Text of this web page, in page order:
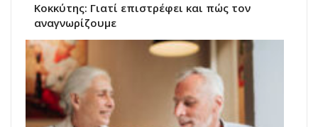
Κοκκύτης: Γιατί επιστρέφει και πώς τον
αναγνωρίζουμε